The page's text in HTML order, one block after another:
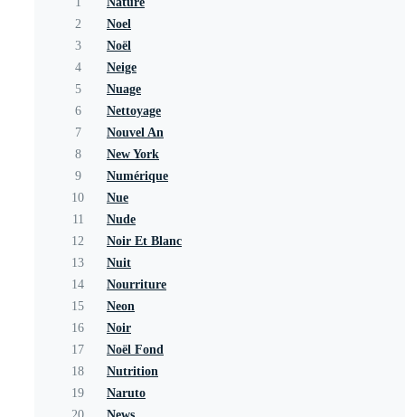
2
Noel
3
Noël
4
Neige
5
Nuage
6
Nettoyage
7
Nouvel An
8
New York
9
Numérique
10
Nue
11
Nude
12
Noir Et Blanc
13
Nuit
14
Nourriture
15
Neon
16
Noir
17
Noël Fond
18
Nutrition
19
Naruto